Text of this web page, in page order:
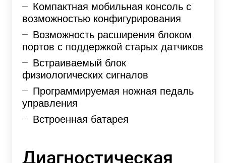
Компактная мобильная консоль с
возможностью конфигурирования
Возможность расширения блоком
портов с поддержкой старых датчиков
Встраиваемый блок
физиологических сигналов
Программируемая ножная педаль
управления
Встроенная батарея
Диагностическая